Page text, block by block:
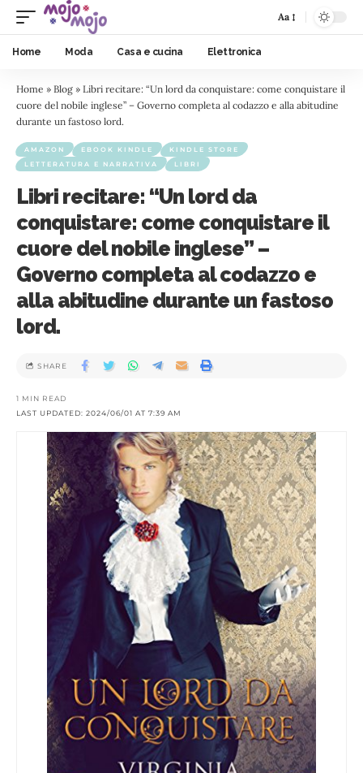
Aa
Home Moda Casa e cucina Elettronica
Home » Blog » Libri recitare: “Un lord da conquistare: come conquistare il
cuore del nobile inglese” – Governo completa al codazzo e alla abitudine
durante un fastoso lord.
AMAZON EBOOK KINDLE
KINDLE STORE
LETTERATURA E NARRATIVA
LIBRI
Libri recitare: “Un lord da
conquistare: come conquistare il
cuore del nobile inglese” –
Governo completa al codazzo e
alla abitudine durante un fastoso
lord.
LAST UPDATED: 2024/06/01 AT 7:39 AM
1 MIN READ
SHARE